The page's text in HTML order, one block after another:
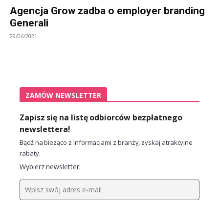
Agencja Grow zadba o employer branding
Generali
29/06/2021
ZAMÓW NEWSLETTER
Zapisz się na listę odbiorców bezpłatnego
newslettera!
Bądź na bieżąco z informacjami z branży, zyskaj atrakcyjne
rabaty.
Wybierz newsletter: